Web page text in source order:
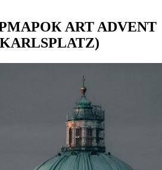
ART ADVENT